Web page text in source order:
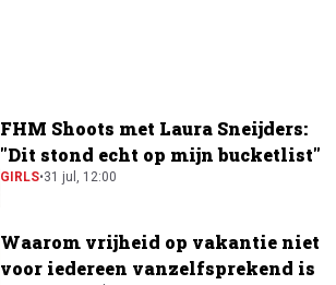
FHM Shoots met Laura Sneijders:
"Dit stond echt op mijn bucketlist"
GIRLS•31 jul, 12:00
Waarom vrijheid op vakantie niet
voor iedereen vanzelfsprekend is